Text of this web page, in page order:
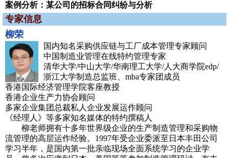
案例分析：某公司的招标合同纠纷与分析
专家信息
柳荣
国内知名采购供应链与工厂成本管理专家顾问
中国制造业管理在线特约管理专家
清华大学/中山大学/华南理工大学/人大商学院edp/
浙江大学制造总监班、mba专家团成员
香港国际经济管理学院客座教授
香港企业生产力协会顾问
多家企业集团总裁私人企业发展运作顾问
《经理人》等多家知名媒体的特约撰稿人
柳老师拥有十多年世界级企业的生产制造管理和采购物
流管理的高层运作经验。1997年受企业委派至日本丰田公司
学习半年，是国内第一批亲临现场全面系统学习的企业学